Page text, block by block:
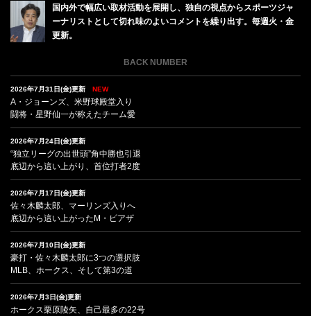
国内外で幅広い取材活動を展開し、独自の視点からスポーツジャ
ーナリストとして切れ味のよいコメントを繰り出す。毎週火・金
更新。
BACK NUMBER
2026年7月31日(金)更新 NEW
A・ジョーンズ、米野球殿堂入り
闘将・星野仙一が称えたチーム愛
2026年7月24日(金)更新
“独立リーグの出世頭”角中勝也引退
底辺から這い上がり、首位打者2度
2026年7月17日(金)更新
佐々木麟太郎、マーリンズ入りへ
底辺から這い上がったM・ピアザ
2026年7月10日(金)更新
豪打・佐々木麟太郎に3つの選択肢
MLB、ホークス、そして第3の道
2026年7月3日(金)更新
ホークス栗原陵矢、自己最多の22号